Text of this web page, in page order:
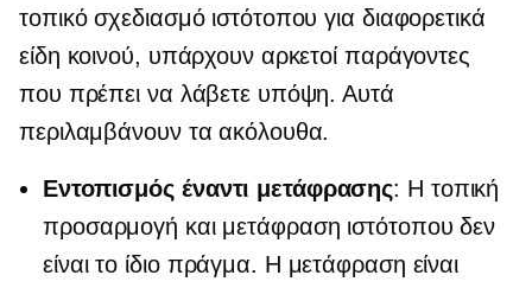
τοπικό σχεδιασμό ιστότοπου για διαφορετικά
είδη κοινού, υπάρχουν αρκετοί παράγοντες
που πρέπει να λάβετε υπόψη. Αυτά
περιλαμβάνουν τα ακόλουθα.
Εντοπισμός έναντι μετάφρασης: Η τοπική
προσαρμογή και μετάφραση ιστότοπου δεν
είναι το ίδιο πράγμα. Η μετάφραση είναι